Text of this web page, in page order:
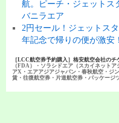
航。ピーチ・ジェットス
バニラエア
2円セール！ジェットス
年記念で帰りの便が激安！
［LCC航空券予約購入］格安航空会社の
（FDA）・ソラシドエア（スカイネット
アX・エアアジアジャパン・春秋航空・ジ
賃・往復航空券・片道航空券・パッケージ